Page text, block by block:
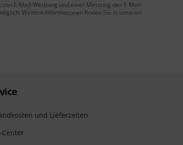
E-Mail-Werbung und einer Messung des E-Mail-
Weitere Informationen finden Sie in unseren
und Lieferzeiten
Center